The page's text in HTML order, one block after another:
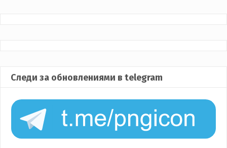
Следи за обновлениями в telegram